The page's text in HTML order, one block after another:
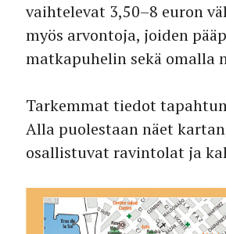
vaihtelevat 3,50–8 euron
myös arvontoja, joiden
matkapuhelin sekä omalla
Tarkemmat tiedot
Alla puolestaan näet
osallistuvat ravintolat ja